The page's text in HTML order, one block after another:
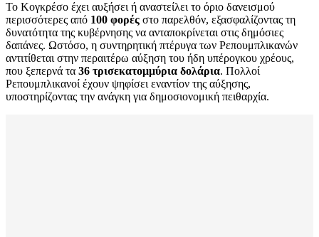
Το Κογκρέσο έχει αυξήσει ή αναστείλει το όριο δανεισμού
περισσότερες από 100 φορές στο παρελθόν, εξασφαλίζοντας τη
δυνατότητα της κυβέρνησης να ανταποκρίνεται στις δημόσιες
δαπάνες. Ωστόσο, η συντηρητική πτέρυγα των Ρεπουμπλικανών
αντιτίθεται στην περαιτέρω αύξηση του ήδη υπέρογκου χρέους,
που ξεπερνά τα 36 τρισεκατομμύρια δολάρια. Πολλοί
Ρεπουμπλικανοί έχουν ψηφίσει εναντίον της αύξησης,
υποστηρίζοντας την ανάγκη για δημοσιονομική πειθαρχία.